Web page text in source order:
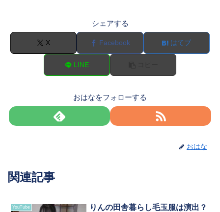
シェアする
X Facebook はてブ
LINE
おはなをフォローする
おはな
関連記事
YouTube
りんの田舎暮らし毛玉服は演出？